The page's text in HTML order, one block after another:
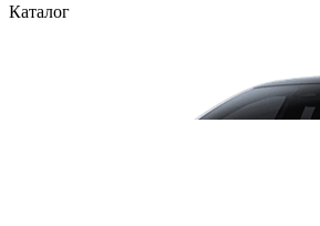
Каталог